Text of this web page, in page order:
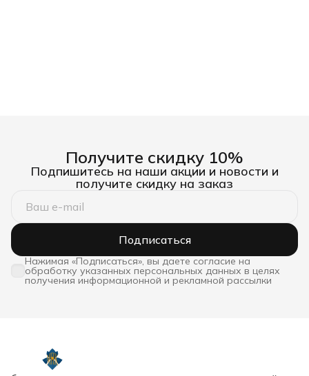
Получите скидку 10%
Подпишитесь на наши акции и новости и
получите скидку на заказ
Подписаться
Нажимая «Подписаться», вы даете согласие на
обработку указанных персональных данных в целях
получения информационной и рекламной рассылки